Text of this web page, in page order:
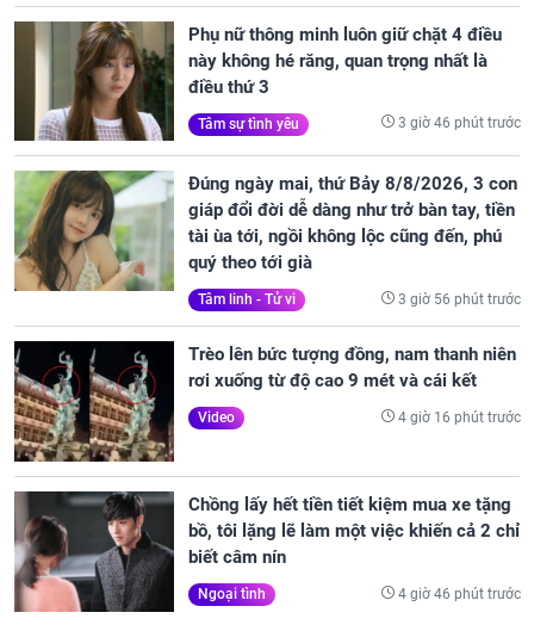
Phụ nữ thông minh luôn giữ chặt 4 điều
này không hé răng, quan trọng nhất là
điều thứ 3
Tâm sự tình yêu 3 giờ 46 phút trước
Đúng ngày mai, thứ Bảy 8/8/2026, 3 con
giáp đổi đời dễ dàng như trở bàn tay, tiền
tài ùa tới, ngồi không lộc cũng đến, phú
quý theo tới già
Tâm linh - Tử vi 3 giờ 56 phút trước
Trèo lên bức tượng đồng, nam thanh niên
rơi xuống từ độ cao 9 mét và cái kết
Video 4 giờ 16 phút trước
Chồng lấy hết tiền tiết kiệm mua xe tặng
bồ, tôi lặng lẽ làm một việc khiến cả 2 chỉ
biết câm nín
Ngoại tình 4 giờ 46 phút trước